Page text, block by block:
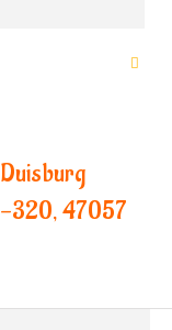
320, 47057